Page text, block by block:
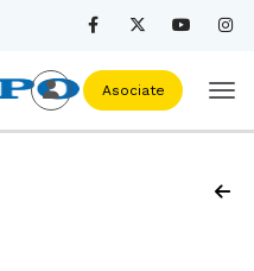
Asociate